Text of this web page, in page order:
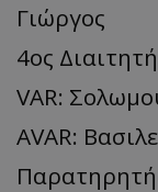
Γιώργος
4ος
VAR:
AVAR: